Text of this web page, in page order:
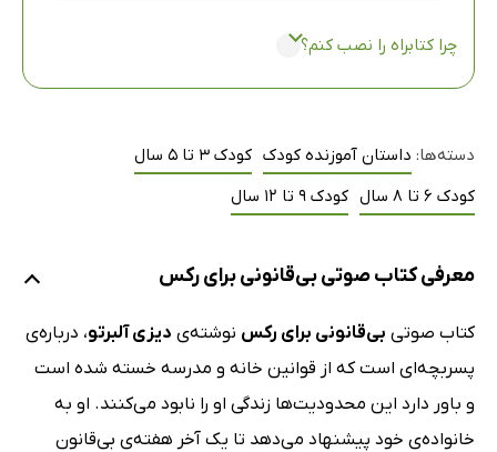
چرا کتابراه را نصب کنم؟
دسته‌ها: داستان آموزنده کودک کودک 3 تا 5 سال
کودک 6 تا 8 سال
کودک 9 تا 12 سال
معرفی کتاب صوتی بی‌قانونی برای رکس
کتاب صوتی بی‌قانونی برای رکس نوشته‌ی دیزی آلبرتو، درباره‌ی
پسربچه‌ای است که از قوانین خانه و مدرسه خسته شده است
و باور دارد این محدودیت‌ها زندگی او را نابود می‌کنند. او به
خانواده‌ی خود پیشنهاد می‌دهد تا یک آخر هفته‌ی بی‌قانون